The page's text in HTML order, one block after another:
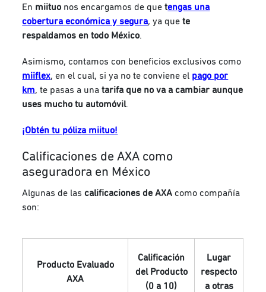
En miituo nos encargamos de quetengas una
cobertura económica y segura, ya quete
respaldamos en todo México.
Asimismo, contamos con beneficios exclusivos como
miiflex, en el cual, si ya no te conviene el pago por
km, te pasas a unatarifa que no va a cambiar aunque
uses mucho tu automóvil.
¡Obtén tu póliza miituo!
Calificaciones de AXA como
aseguradora en México
Algunas de las calificaciones de AXA como compañía
son:
Producto Evaluado
AXA
Calificación
del Producto
(0 a 10)
Lugar
respecto
a otras